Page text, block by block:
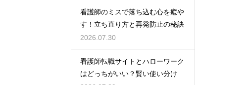
看護師のミスで落ち込む心を癒や
す！立ち直り方と再発防止の秘訣
2026.07.30
看護師転職サイトとハローワーク
はどっちがいい？賢い使い分け